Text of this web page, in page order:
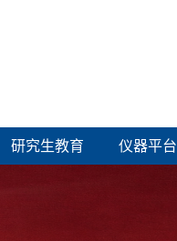
研究生教育 仪器平台